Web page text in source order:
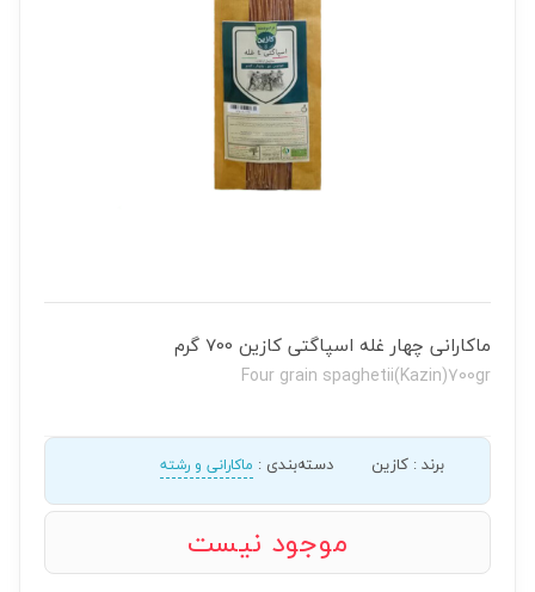
ماکارانی چهار غله اسپاگتی کازین 700 گرم
Four grain spaghetii(Kazin)700gr
برند: کازین دسته‌بندی : ماکارانی و رشته
موجود نیست